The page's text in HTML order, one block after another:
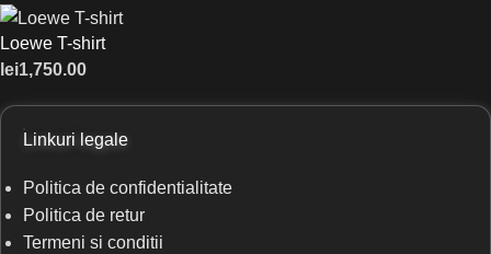
Loewe T-shirt
lei1,750.00
Linkuri legale
Politica de confidentialitate
Politica de retur
Termeni si conditii